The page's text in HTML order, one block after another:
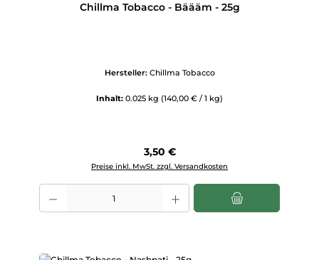
Chillma Tobacco - Bäääm - 25g
Hersteller: Chillma Tobacco
Inhalt: 0.025 kg (140,00 € / 1 kg)
Regulärer Preis:
3,50 €
Preise inkl. MwSt. zzgl. Versandkosten
Produkt Anzahl: Gib den gewünschten Wert ein oder benutze die